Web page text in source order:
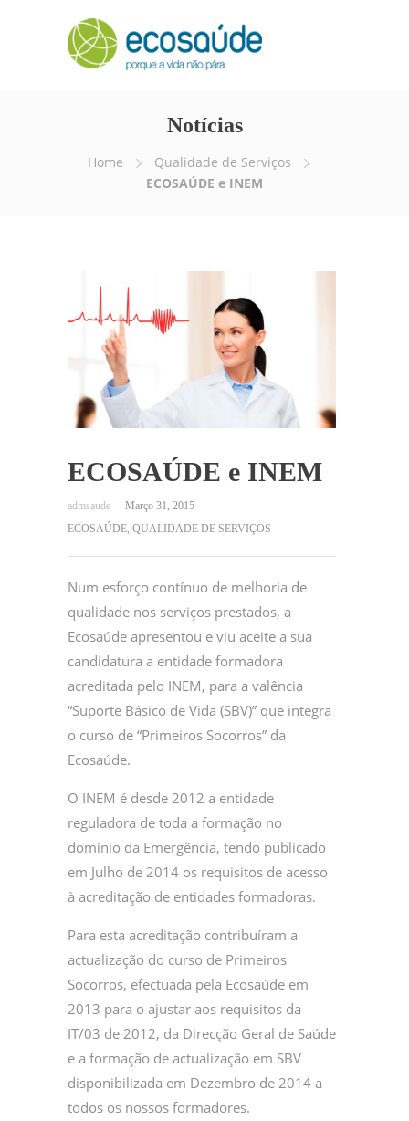
Notícias
Home
Qualidade de Serviços
ECOSAÚDE e INEM
ECOSAÚDE e INEM
Março 31, 2015
ECOSAÚDE, QUALIDADE DE SERVIÇOS
Num esforço contínuo de melhoria de
qualidade nos serviços prestados, a
Ecosaúde apresentou e viu aceite a sua
candidatura a entidade formadora
acreditada pelo INEM, para a valência
“Suporte Básico de Vida (SBV)” que integra
o curso de “Primeiros Socorros” da
Ecosaúde.
O INEM é desde 2012 a entidade
reguladora de toda a formação no
domínio da Emergência, tendo publicado
em Julho de 2014 os requisitos de acesso
à acreditação de entidades formadoras.
Para esta acreditação contribuíram a
actualização do curso de Primeiros
Socorros, efectuada pela Ecosaúde em
2013 para o ajustar aos requisitos da
IT/03 de 2012, da Direcção Geral de Saúde
e a formação de actualização em SBV
disponibilizada em Dezembro de 2014 a
todos os nossos formadores.